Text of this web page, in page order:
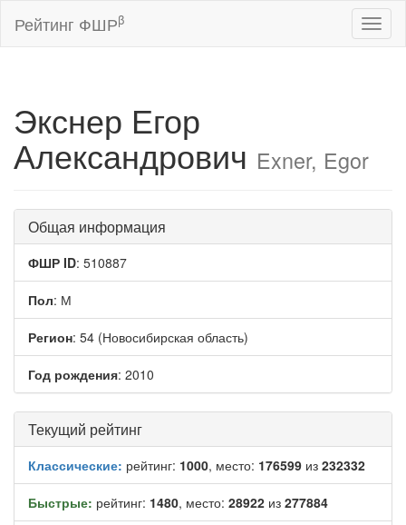
Рейтинг ФШРβ
Экснер Егор
Александрович Exner, Egor
Общая информация
ФШР ID: 510887
Пол: М
Регион: 54 (Новосибирская область)
Год рождения: 2010
Текущий рейтинг
Классические: рейтинг: 1000, место: 176599 из 232332
Быстрые: рейтинг: 1480, место: 28922 из 277884